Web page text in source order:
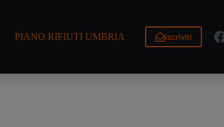
PIANO RIFIUTI UMBRIA Iscriviti